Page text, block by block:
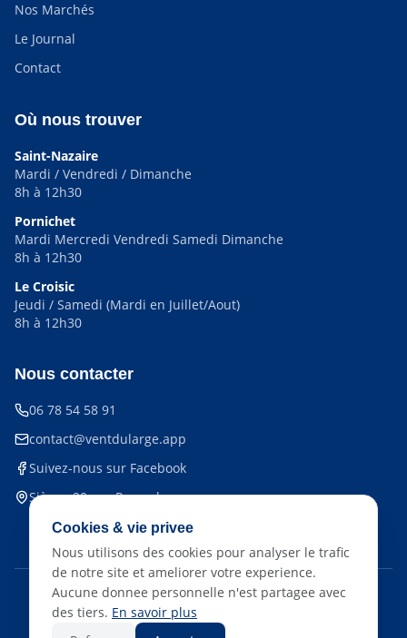
Nos Marchés
Le Journal
Contact
Où nous trouver
Saint-Nazaire
Mardi / Vendredi / Dimanche
8h à 12h30
Pornichet
Mardi Mercredi Vendredi Samedi Dimanche
8h à 12h30
Le Croisic
Jeudi / Samedi (Mardi en Juillet/Aout)
8h à 12h30
Nous contacter
06 78 54 58 91
contact@ventdularge.app
Suivez-nous sur Facebook
Siège : 20 rue Reverchon,
©2026Vent du Large - Tous droits réservés
Développé par BecauseTimeCounts
Cookies & vie privee
Nous utilisons des cookies pour analyser le trafic
de notre site et ameliorer votre experience.
Aucune donnee personnelle n'est partagee avec
des tiers. En savoir plus